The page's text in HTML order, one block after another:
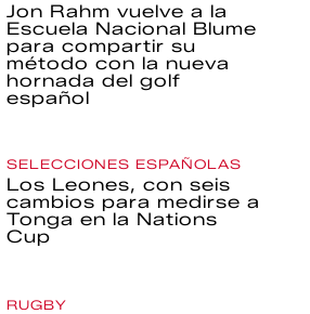
Jon Rahm vuelve a la
Escuela Nacional Blume
para compartir su
método con la nueva
hornada del golf
español
SELECCIONES ESPAÑOLAS
Los Leones, con seis
cambios para medirse a
Tonga en la Nations
Cup
RUGBY